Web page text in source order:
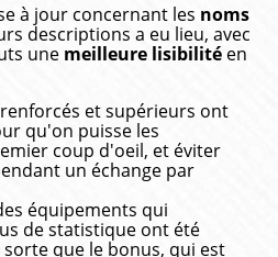
à jour concernant les noms
descriptions a eu lieu, avec
une meilleure lisibilité en
et supérieurs ont
qu'on puisse les
coup d'oeil, et éviter
un échange par
équipements qui
de statistique ont été
que le bonus, qui est